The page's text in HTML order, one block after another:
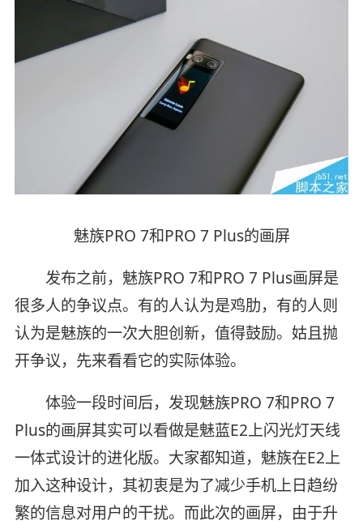
魅族PRO 7和PRO 7 Plus的画屏
发布之前，魅族PRO 7和PRO 7 Plus画屏是
很多人的争议点。有的人认为是鸡肋，有的人则
认为是魅族的一次大胆创新，值得鼓励。姑且抛
开争议，先来看看它的实际体验。
体验一段时间后，发现魅族PRO 7和PRO 7
Plus的画屏其实可以看做是魅蓝E2上闪光灯天线
一体式设计的进化版。大家都知道，魅族在E2上
加入这种设计，其初衷是为了减少手机上日趋纷
繁的信息对用户的干扰。而此次的画屏，由于升